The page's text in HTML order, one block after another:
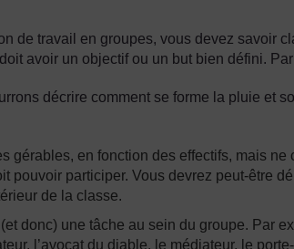
de travail en groupes, vous devez savoir
avoir un objectif ou un but bien défini.
décrire comment se forme la pluie et
gérables, en fonction des effectifs, mais ne
pouvoir participer. Vous devrez peut-être
de la classe.
donc) une tâche au sein du groupe. Par
l’avocat du diable, le médiateur, le